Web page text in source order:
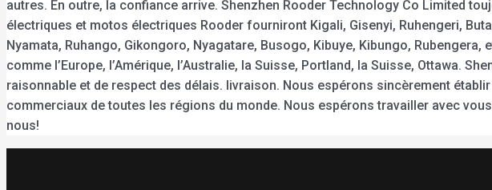
autres. En outre, la confiance arrive. Shenzhen Rooder Technology Co Limited
électriques et motos électriques Rooder fourniront Kigali, Gisenyi, Ruhengeri,
Nyamata, Ruhango, Gikongoro, Nyagatare, Busogo, Kibuye, Kibungo,
comme l’Europe, l’Amérique, l’Australie, la Suisse, Portland, la Suisse, Ottawa.
raisonnable et de respect des délais. livraison. Nous espérons sincèrement
commerciaux de toutes les régions du monde. Nous espérons travailler avec
nous!